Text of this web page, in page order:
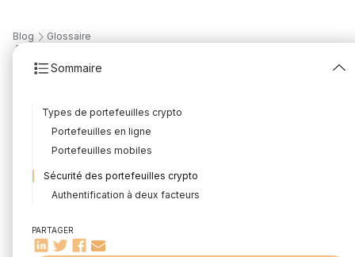
Blog Glossaire
Sommaire
Types de portefeuilles crypto
Portefeuilles en ligne
Portefeuilles mobiles
Sécurité des portefeuilles crypto
Authentification à deux facteurs
Choisir un portefeuille crypto
PARTAGER
4
Rédigé parMounir Laggoune
Les portefeuilles crypto sont essentiels pour les utilisateurs de
pour interagir avec le réseau de blockchain. Ils facilitent
l'envoi et la réception de crypto-monnaies et donnent accès à